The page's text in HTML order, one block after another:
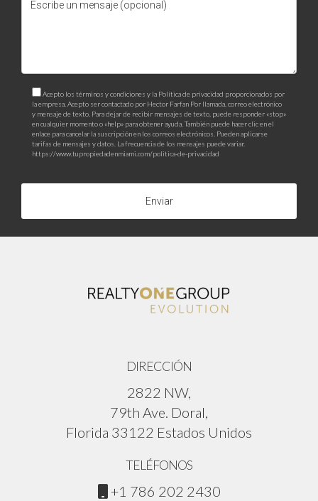
Acepto los términos y condiciones y la Política de privacidad proporcionados por
la empresa. Acepto ser contactado por Hector Farfan Por llamada, correo electrónico
y mensaje de texto. Para dejar de recibir mensajes de texto, puede responder «stop»
en cualquier momento o «help» para obtener ayuda. También puede hacer clic en el
enlace para cancelar la suscripción en los correos electrónicos. Pueden aplicarse
tarifas de mensajes y datos. La frecuencia de los mensajes puede variar.
https://www.tupropiedadenmiami.com/politica-de-privacidad
Enviar
DIRECCIÓN
2822 NW,
79th Ave. Doral,
Florida 33122 Estados Unidos
TELÉFONOS
+1 786 202 2430